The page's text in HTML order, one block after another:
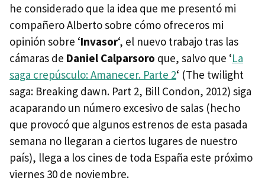
he considerado que la idea que me presentó mi
compañero Alberto sobre cómo ofreceros mi
opinión sobre ‘Invasor‘, el nuevo trabajo tras las
cámaras de Daniel Calparsoro que, salvo que ‘La
saga crepúsculo: Amanecer. Parte 2‘ (The twilight
saga: Breaking dawn. Part 2, Bill Condon, 2012) siga
acaparando un número excesivo de salas (hecho
que provocó que algunos estrenos de esta pasada
semana no llegaran a ciertos lugares de nuestro
país), llega a los cines de toda España este próximo
viernes 30 de noviembre.